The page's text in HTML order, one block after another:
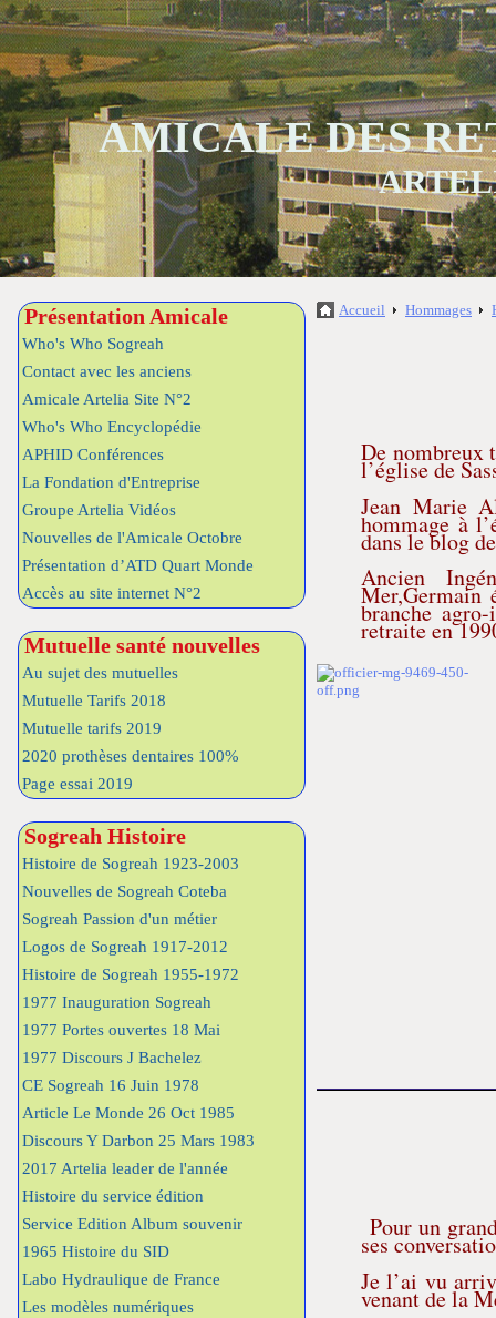
AMICALE DES
Présentation Amicale
Who's Who Sogreah
Contact avec les anciens
Amicale Artelia Site N°2
Who's Who Encyclopédie
APHID Conférences
La Fondation d'Entreprise
Groupe Artelia Vidéos
Nouvelles de l'Amicale Octobre
Présentation d’ATD Quart Monde
Accès au site internet N°2
Mutuelle santé nouvelles
Au sujet des mutuelles
Mutuelle Tarifs 2018
Mutuelle tarifs 2019
2020 prothèses dentaires 100%
Page essai 2019
Sogreah Histoire
Histoire de Sogreah 1923-2003
Nouvelles de Sogreah Coteba
Sogreah Passion d'un métier
Logos de Sogreah 1917-2012
Histoire de Sogreah 1955-1972
1977 Inauguration Sogreah
1977 Portes ouvertes 18 Mai
1977 Discours J Bachelez
CE Sogreah 16 Juin 1978
Article Le Monde 26 Oct 1985
Discours Y Darbon 25 Mars 1983
2017 Artelia leader de l'année
Histoire du service édition
Service Edition Album souvenir
1965 Histoire du SID
Labo Hydraulique de France
Les modèles numériques
Accueil Hommages
De nombreux
l’église de
Jean Marie
hommage à
dans le blog
Ancien
Mer,Germain
branche
retraite en
Pour un
ses
Je l’ai vu
venant de la